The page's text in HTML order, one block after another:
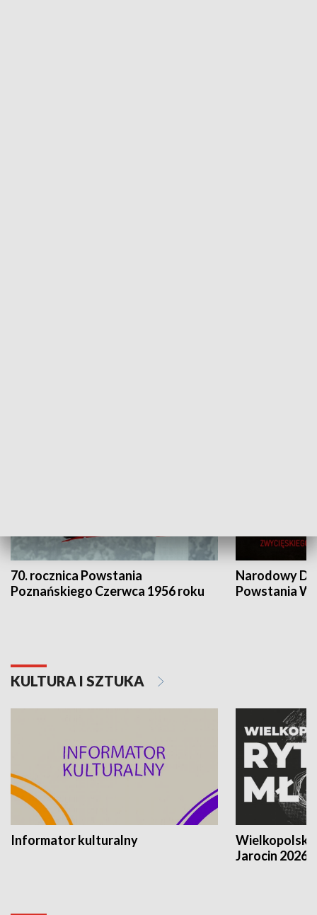
70. rocznica Powstania
Poznańskiego Czerwca 1956 roku
Narodowy
Powstania
KULTURA I SZTUKA
Informator kulturalny
Jarocin 2026